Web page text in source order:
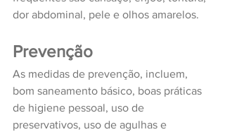
dor abdominal, pele e olhos amarelos.
Prevenção
As medidas de prevenção, incluem,
bom saneamento básico, boas práticas
de higiene pessoal, uso de
preservativos, uso de agulhas e